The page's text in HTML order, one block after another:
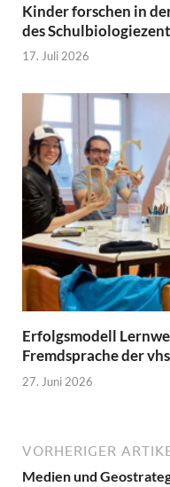
Kinder forschen in
des
17. Juli 2026
Erfolgsmodell
Fremdsprache der
27. Juni 2026
VORHERIGER
Medien und